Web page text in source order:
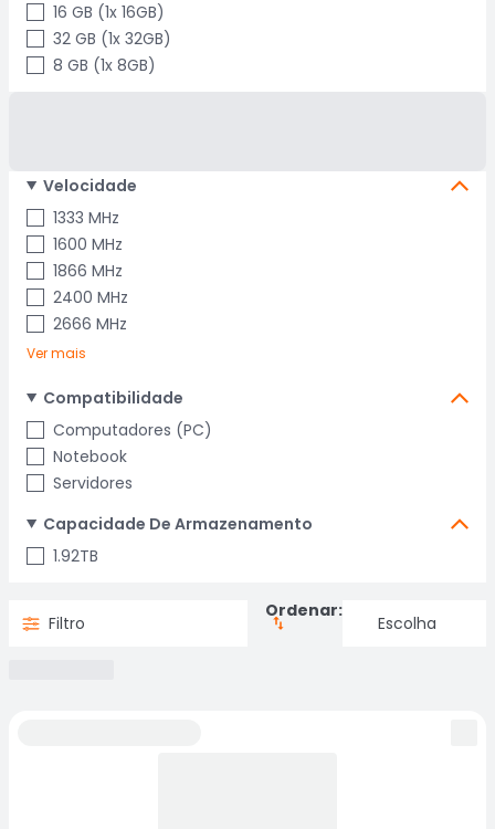
16 GB (1x 16GB)
32 GB (1x 32GB)
8 GB (1x 8GB)
Velocidade
1333 MHz
1600 MHz
1866 MHz
2400 MHz
2666 MHz
Ver mais
Compatibilidade
Computadores (PC)
Notebook
Servidores
Capacidade De Armazenamento
1.92TB
Filtro
Ordenar: